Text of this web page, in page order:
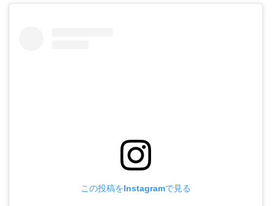
この投稿をInstagramで見る